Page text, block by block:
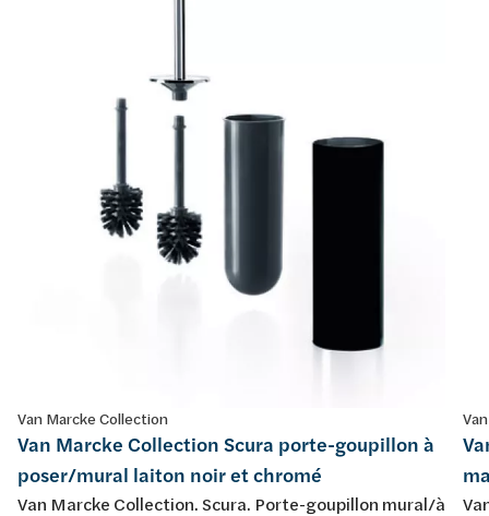
Van Marcke Collection
Van Marcke Collection Scura porte-goupillon à
poser/mural laiton noir et chromé
Van Marcke Collection. Scura. Porte-goupillon mural/à